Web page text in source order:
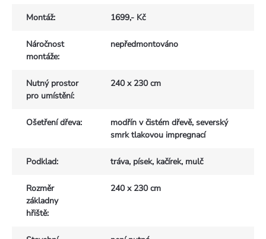
Montáž: 1699,- Kč
Náročnost
montáže:
nepředmontováno
Nutný prostor
pro umístění:
240 x 230 cm
Ošetření dřeva:
modřín v čistém dřevě, severský
smrk tlakovou impregnací
Podklad: tráva, písek, kačírek, mulč
Rozměr
základny
hřiště:
240 x 230 cm